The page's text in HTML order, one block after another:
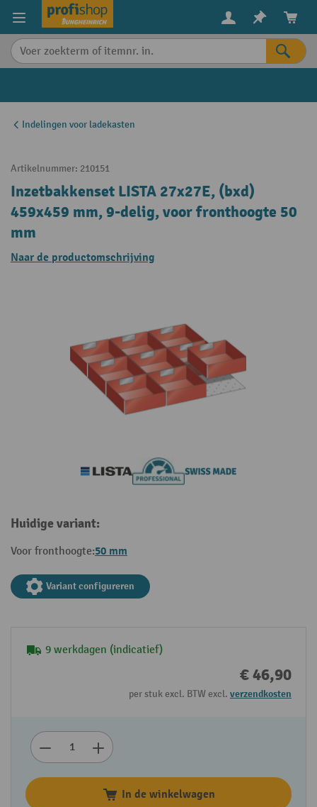
content
Indelingen voor ladekasten
Artikelnummer: 210151
Inzetbakkenset LISTA 27x27E, (bxd)
459x459 mm, 9-delig, voor fronthoogte 50
mm
Naar de productomschrijving
Huidige variant:
Voor fronthoogte:50 mm
Variant configureren
9 werkdagen (indicatief)
€ 46,90
per stuk excl. BTW excl. verzendkosten
In de winkelwagen